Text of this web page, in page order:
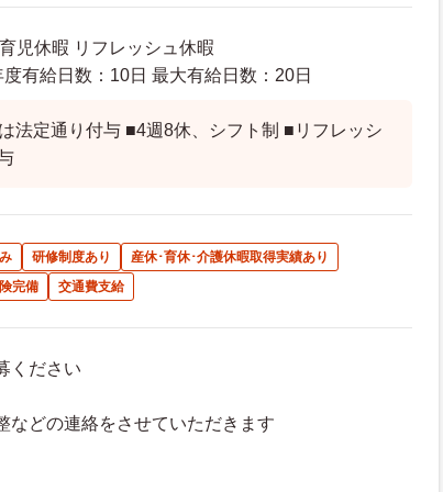
児休暇 リフレッシュ休暇
有給日数：10日 最大有給日数：20日
法定通り付与 ■4週8休、シフト制 ■リフレッシ
研修制度あり
産休･育休･介護休暇取得実績あり
完備 交通費支給
ください
などの連絡をさせていただきます